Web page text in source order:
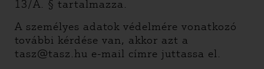
13/A. § tartalmazza.
A személyes adatok védelmére vonatkozó
további kérdése van, akkor azt a
tasz@tasz.hu e-mail címre juttassa el.